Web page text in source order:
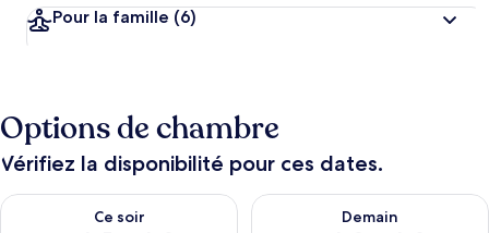
Pour la famille (6)
Options de chambre
Vérifiez la disponibilité pour ces dates.
Ce soir
Vérifier la disponibilité pour ce soir août 7 - août 8
Demain
Vérifier la disponibilité pour